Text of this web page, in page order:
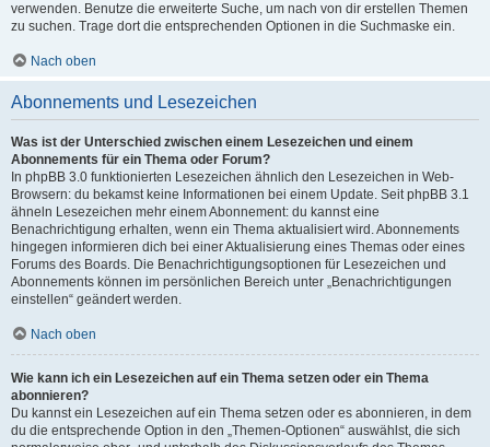
verwenden. Benutze die erweiterte Suche, um nach von dir erstellen Themen
zu suchen. Trage dort die entsprechenden Optionen in die Suchmaske ein.
Nach oben
Abonnements und Lesezeichen
Was ist der Unterschied zwischen einem Lesezeichen und einem
Abonnements für ein Thema oder Forum?
In phpBB 3.0 funktionierten Lesezeichen ähnlich den Lesezeichen in Web-
Browsern: du bekamst keine Informationen bei einem Update. Seit phpBB 3.1
ähneln Lesezeichen mehr einem Abonnement: du kannst eine
Benachrichtigung erhalten, wenn ein Thema aktualisiert wird. Abonnements
hingegen informieren dich bei einer Aktualisierung eines Themas oder eines
Forums des Boards. Die Benachrichtigungsoptionen für Lesezeichen und
Abonnements können im persönlichen Bereich unter „Benachrichtigungen
einstellen“ geändert werden.
Nach oben
Wie kann ich ein Lesezeichen auf ein Thema setzen oder ein Thema
abonnieren?
Du kannst ein Lesezeichen auf ein Thema setzen oder es abonnieren, in dem
du die entsprechende Option in den „Themen-Optionen“ auswählst, die sich